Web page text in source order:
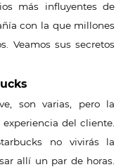
más influyentes de
con la que millones
Veamos sus secretos
son varias, pero la
del cliente.
no vivirás la
allí un par de horas.